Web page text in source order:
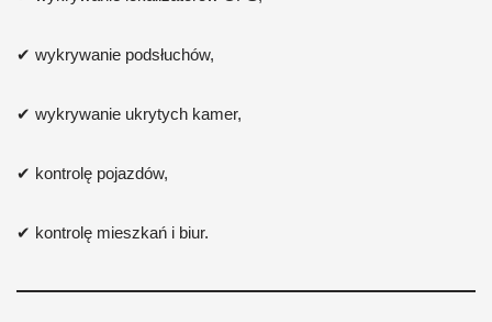
✔ wykrywanie podsłuchów,
✔ wykrywanie ukrytych kamer,
✔ kontrolę pojazdów,
✔ kontrolę mieszkań i biur.